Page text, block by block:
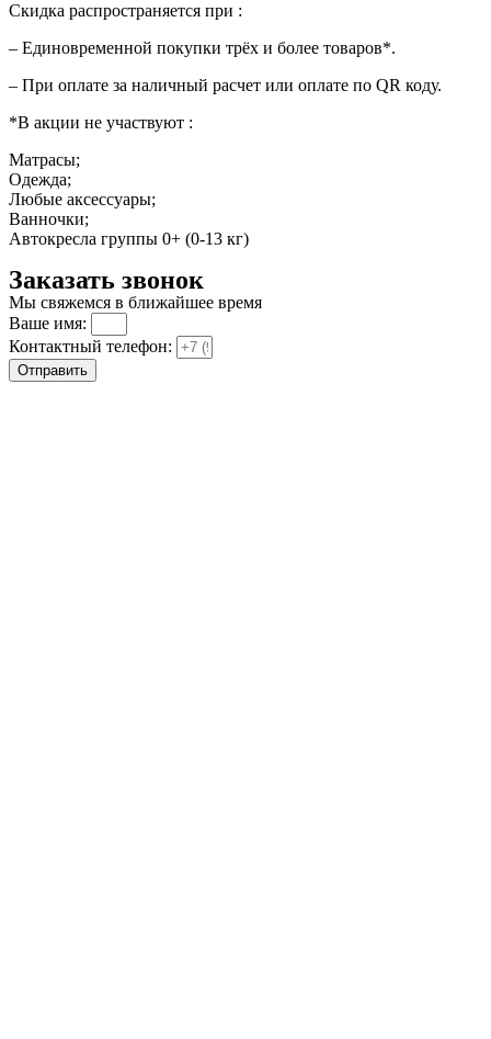
Скидка распространяется при :
– Единовременной покупки трёх и более товаров*.
– При оплате за наличный расчет или оплате по QR коду.
*В акции не участвуют :
Матрасы;
Одежда;
Любые аксессуары;
Ванночки;
Автокресла группы 0+ (0-13 кг)
Заказать звонок
Мы свяжемся в ближайшее время
Ваше имя:
Контактный телефон:
Отправить